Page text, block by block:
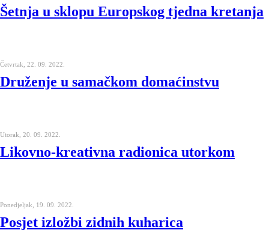
Šetnja u sklopu Europskog tjedna kretanja
Četvrtak, 22. 09. 2022.
Druženje u samačkom domaćinstvu
Utorak, 20. 09. 2022.
Likovno-kreativna radionica utorkom
Ponedjeljak, 19. 09. 2022.
Posjet izložbi zidnih kuharica